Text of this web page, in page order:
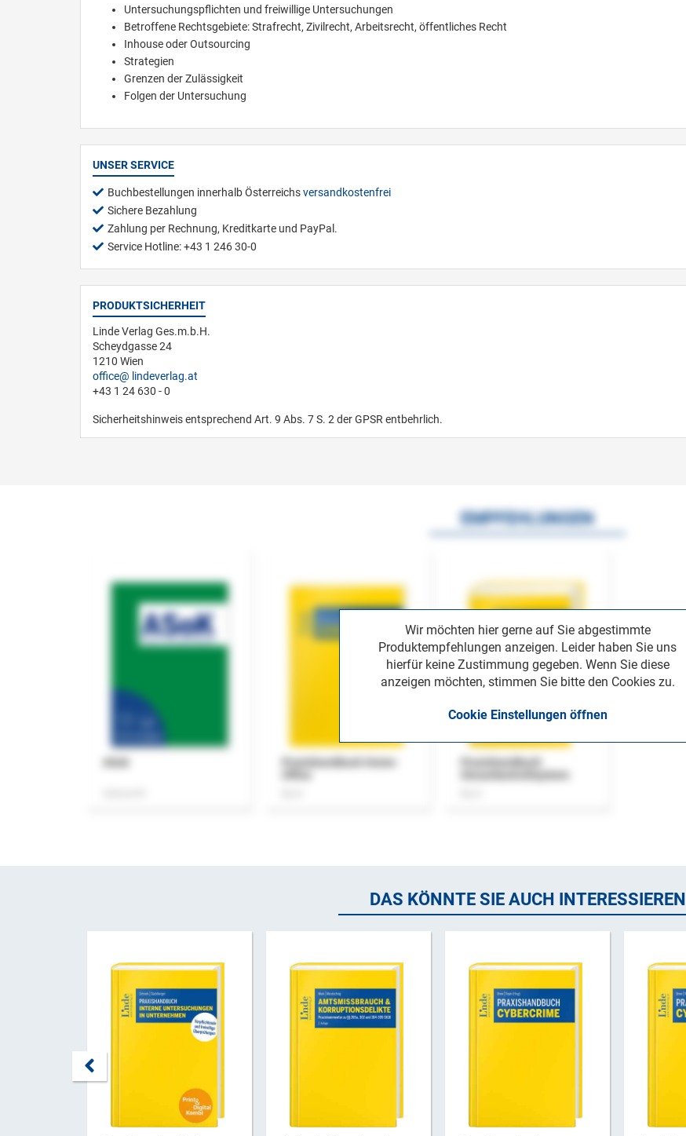
Untersuchungspflichten und freiwillige Untersuchungen
Betroffene Rechtsgebiete: Strafrecht, Zivilrecht, Arbeitsrecht, öffentliches Recht
Inhouse oder Outsourcing
Strategien
Grenzen der Zulässigkeit
Folgen der Untersuchung
UNSER SERVICE
Buchbestellungen innerhalb Österreichsversandkostenfrei
Sichere Bezahlung
Zahlung per Rechnung, Kreditkarte und PayPal.
Service Hotline: +43 1 246 30-0
PRODUKTSICHERHEIT
Linde Verlag Ges.m.b.H.
Scheydgasse 24
1210 Wien
office
lindeverlag.at
+43 1 24 630 - 0
Sicherheitshinweis entsprechend Art. 9 Abs. 7 S. 2 der GPSR entbehrlich.
Wir möchten hier gerne auf Sie abgestimmte
Produktempfehlungen anzeigen. Leider haben Sie uns
hierfür keine Zustimmung gegeben. Wenn Sie diese
anzeigen möchten, stimmen Sie bitte den Cookies zu.
Cookie Einstellungen öffnen
EMPFEHLUNGEN
Praxishandbuch Home-
Praxishandbuch
DAS KÖNNTE SIE AUCH INTERESSIEREN